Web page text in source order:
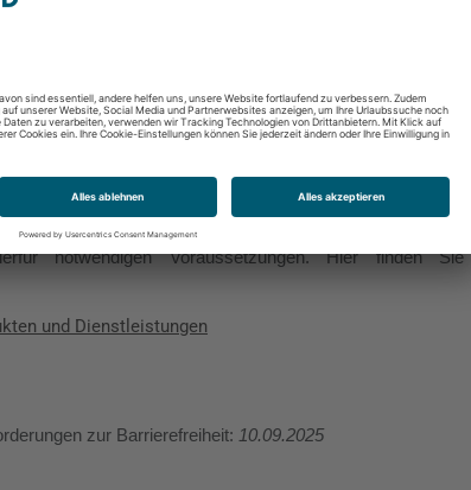
(BFSG) vereinbar.
Die Einschätzung zum Stand
kommunizieren kann
zu gründen. Diese soll als neue
des Staatsvertrages zur Aufgabenerfüllung
notwendigen Voraussetzungen. Hier finden
und Dienstleistungen
zur Barrierefreiheit: 10.09.2025